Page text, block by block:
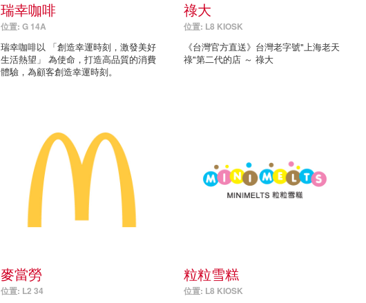
瑞幸咖啡
位置: G 14A
瑞幸咖啡以 「創造幸運時刻，激發美好
生活熱望」 為使命，打造高品質的消費
體驗，為顧客創造幸運時刻。
祿大
位置: L8 KIOSK
《台灣官方直送》台灣老字號"上海老天
祿"第二代的店 ～ 祿大
麥當勞
位置: L2 34
粒粒雪糕
位置: L8 KIOSK